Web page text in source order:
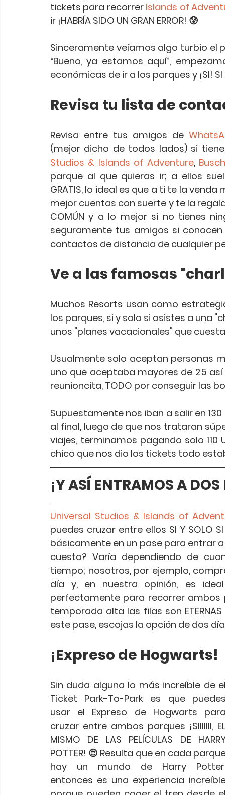
tickets para recorrer Islands of
ir ¡HABRÍA SIDO UN GRAN ERROR! 😰
Sinceramente veíamos algo turbio el
“Bueno, ya estamos aquí”,
económicas de ir a los parques y ¡SI!
Revisa tu lista de
Revisa entre tus amigos de
(mejor dicho de todos lados) si
Studios & Islands of Adventure,
parque al que quieras ir; a ellos
GRATIS, lo ideal es que a ti te la
mejor cuentas con suerte y te la
COMÚN y a lo mejor si no tienes
seguramente tus amigos si
contactos de distancia de cualquier
Ve a las famosas
Muchos Resorts usan como
los parques, si y solo si asistes a una
unos "planes vacacionales" que
Usualmente solo aceptan personas
uno que aceptaba mayores de 25 así
reunioncita, TODO por conseguir las
Supuestamente nos iban a salir en
al final, luego de que nos trataran
viajes, terminamos pagando solo 110
chico que nos dio los tickets todo
¡Y ASÍ ENTRAMOS A
Universal Studios & Islands of
puedes cruzar entre ellos SI Y SOLO
básicamente en un pase para entrar
cuesta? Varía dependiendo de
tiempo; nosotros, por ejemplo,
día y, en nuestra opinión, es
perfectamente para recorrer ambos
temporada alta las filas son
este pase, escojas la opción de dos
¡Expreso de Hogwarts!
Sin duda alguna lo más increíble de
Ticket Park-To-Park es que
usar el Expreso de Hogwarts
cruzar entre ambos parques ¡SIIIIIII,
MISMO DE LAS PELÍCULAS DE
POTTER! 😍 Resulta que en cada
hay un mundo de Harry
entonces es una experiencia